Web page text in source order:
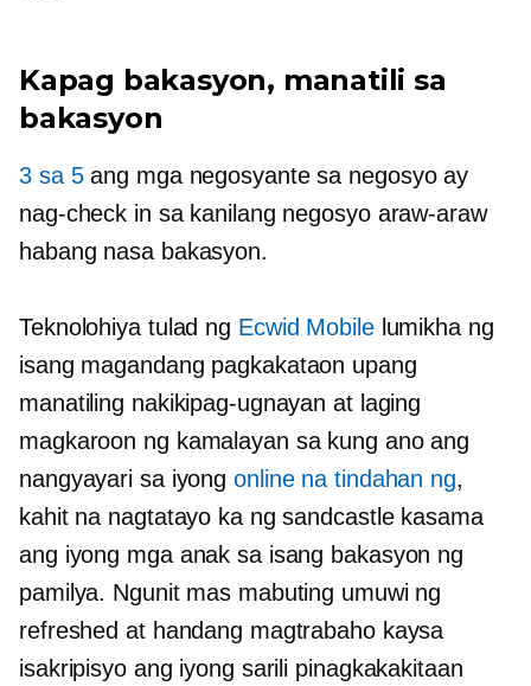
Kapag bakasyon, manatili sa
bakasyon
3 sa 5ang mga negosyante sa negosyo ay
nag-check in sa kanilang negosyo araw-araw
habang nasa bakasyon.
Teknolohiya tulad ng Ecwid Mobilelumikha ng
isang magandang pagkakataon upang
manatiling nakikipag-ugnayan at laging
magkaroon ng kamalayan sa kung ano ang
nangyayari sa iyong online na tindahan ng,
kahit na nagtatayo ka ng sandcastle kasama
ang iyong mga anak sa isang bakasyon ng
pamilya. Ngunit mas mabuting umuwi ng
refreshed at handang magtrabaho kaysa
isakripisyo ang iyong sarili pinagkakakitaan